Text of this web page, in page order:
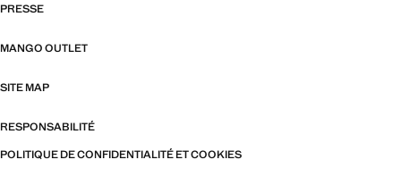
PRESSE
MANGO OUTLET
SITE MAP
RESPONSABILITÉ
POLITIQUE DE CONFIDENTIALITÉ ET COOKIES